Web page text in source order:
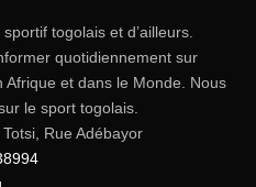
togolais et d’ailleurs.
quotidiennement sur
Afrique et dans le Monde. Nous
le sport togolais.
Rue Adébayor